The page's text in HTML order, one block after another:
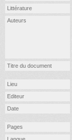
Littérature
Auteurs
Titre du document
Lieu
Editeur
Date
Pages